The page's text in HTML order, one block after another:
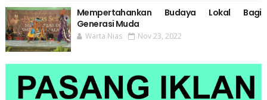
Mempertahankan Budaya Lokal Bagi
Generasi Muda
Warta Nias Nov 23, 2022